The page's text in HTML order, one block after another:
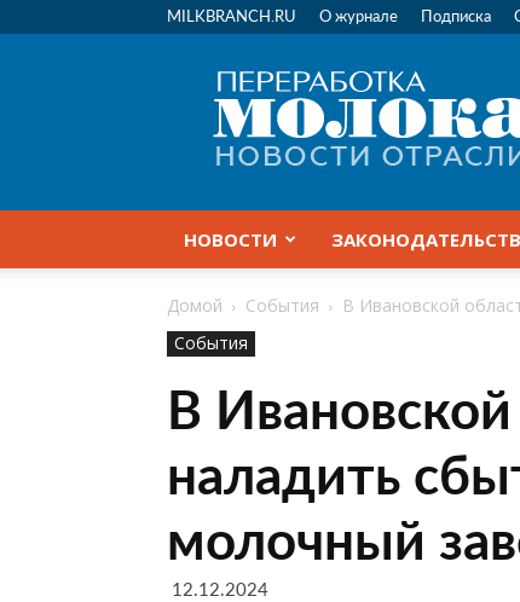
MILKBRANCH.RU О журнале Подписка
Переработка
молока
|
Новости
НОВОСТИ
Домой События
В Ивановской
События
В
наладить
молочный
12.12.2024